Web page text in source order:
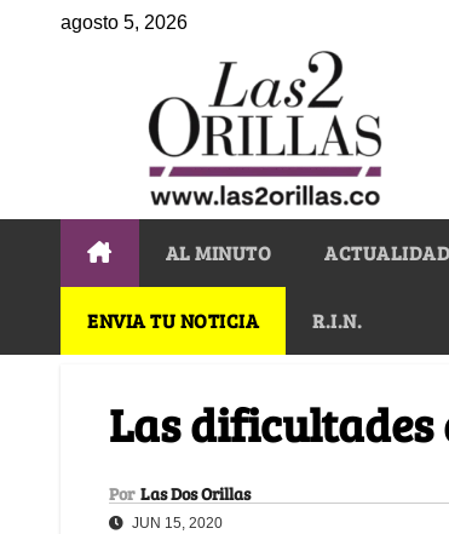
agosto 5, 2026
AL MINUTO ACTUALIDAD
ENVIA TU NOTICIA R.I.N.
Las dificultades
Por Las Dos Orillas
JUN 15, 2020